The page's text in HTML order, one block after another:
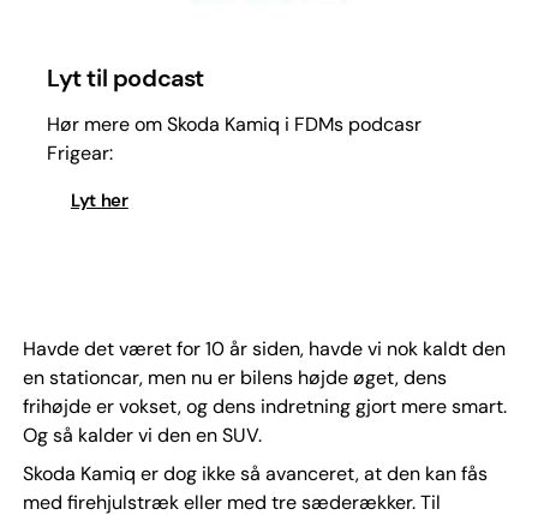
Lyt til podcast
Hør mere om Skoda Kamiq i FDMs podcasr
Frigear:
Lyt her
Havde det været for 10 år siden, havde vi nok kaldt den
en stationcar, men nu er bilens højde øget, dens
frihøjde er vokset, og dens indretning gjort mere smart.
Og så kalder vi den en SUV.
Skoda Kamiq er dog ikke så avanceret, at den kan fås
med firehjulstræk eller med tre sæderækker. Til